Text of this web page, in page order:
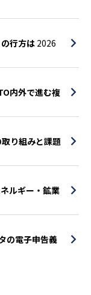
行方は 2026
内外で進む複
り組みと課題
ルギー・鉱業
の電子申告義